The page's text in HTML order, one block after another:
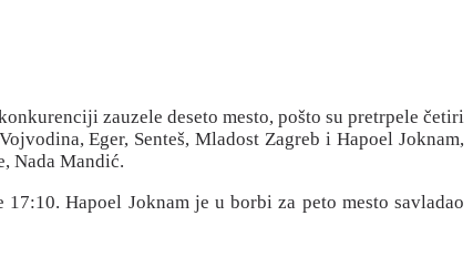
zauzele deseto mesto, pošto su pretrpele četiri
Eger, Senteš, Mladost Zagreb i Hapoel Joknam,
Nada Mandić.
Hapoel Joknam je u borbi za peto mesto savladao